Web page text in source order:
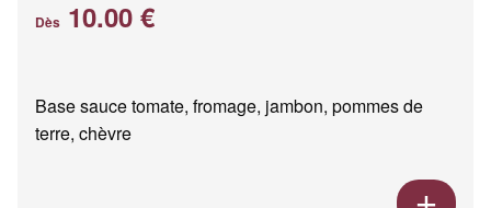
Dès 10.00 €
Base sauce tomate, fromage, jambon, pommes de
terre, chèvre